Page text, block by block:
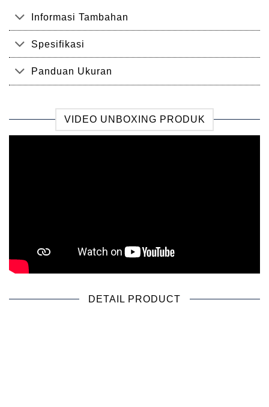
Informasi Tambahan
Spesifikasi
Panduan Ukuran
VIDEO UNBOXING PRODUK
DETAIL PRODUCT